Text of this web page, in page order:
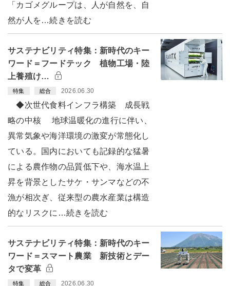
「カゴメグループは、人が自然を、自
然が人を…続きを読む
サステナビリティ特集：新時代のキー
ワード＝フードテック 植物工場・陸
上養殖け…
特集 総合 2026.06.30
◆次世代食料インフラ構築 成長戦
略の中核 地球温暖化の進行に伴い、
異常気象や海洋環境の激変が常態化し
ている。国内においても記録的な猛暑
による農作物の品質低下や、海水温上
昇を背景としたサケ・サンマなどの不
漁が相次ぎ、従来型の農水産業は構造
的なリスクに…続きを読む
サステナビリティ特集：新時代のキー
ワード＝スマート農業 新技術とデー
タで変革
特集 総合 2026.06.30